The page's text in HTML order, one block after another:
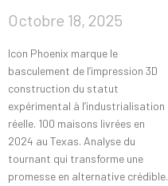
Octobre 18, 2025
Icon Phoenix marque le
basculement de l’impression 3D
construction du statut
expérimental à l’industrialisation
réelle. 100 maisons livrées en
2024 au Texas. Analyse du
tournant qui transforme une
promesse en alternative crédible.